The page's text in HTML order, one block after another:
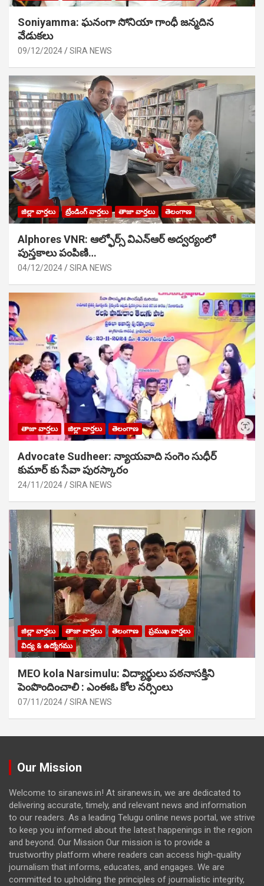
Soniyamma: ఘ‌నంగా సోనియా గాంధీ జ‌న్మ‌దిన
వేడుక‌లు
09/12/2024 SIRA NEWS
జిల్లా వార్తలు ట్రేండింగ్ వార్తలు తాజా వార్తలు తెలంగాణ
Alphores VNR: ఆల్ఫోర్స్ విఎన్ఆర్ అద్వర్యంలో
పుస్తకాలు పంపిణి…
04/12/2024 SIRA NEWS
తాజా వార్తలు జిల్లా వార్తలు తెలంగాణ
Advocate Sudheer: న్యాయవాది సంగెం సుధీర్
కుమార్ కు సేవా పురస్కారం
24/11/2024 SIRA NEWS
జిల్లా వార్తలు తాజా వార్తలు తెలంగాణ
ప్రముఖ వార్తలు
విద్య & ఉద్యోగము
MEO kola Narsimulu: విద్యార్థులు పఠ‌నాసక్తిని
పెంపొందించాలి : ఎంఈఓ కోల నర్సింలు
07/11/2024 SIRA NEWS
Our Mission
Welcome to siranews.in! At siranews.in, we are dedicated to
delivering accurate, timely, and relevant news and information
to our readers. As a leading Telugu online news portal, we strive
to keep you informed about the latest happenings in the region
and beyond. Our Mission Our mission is to provide a
trustworthy platform where readers can access high-quality
journalism that informs, educates, and engages. We are
committed to upholding the principles of journalistic integrity,